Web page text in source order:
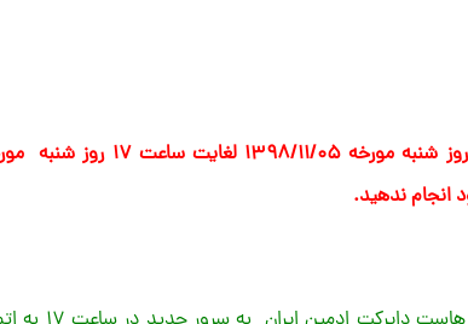
زمان انتقال سرویس های فوق در فاز سوم در این قسمت ، از ساعت ۱۱ روز شنبه مورخه ۱۳۹۸/۱۱/۰۵